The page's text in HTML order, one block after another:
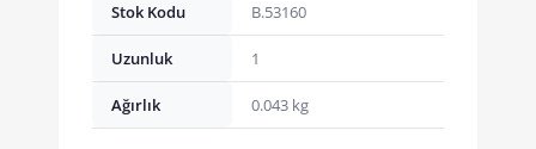
Stok Kodu B.53160
Uzunluk 1
Ağırlık 0.043 kg